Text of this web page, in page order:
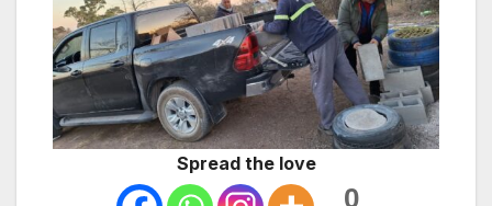
Spread the love
0